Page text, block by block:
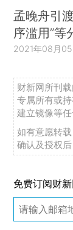
孟晚舟引
序滥用”等
2021年08月05
财新网所刊
专属所有或
建立镜像等任
如有意愿转
确认及授权后
免费订阅财